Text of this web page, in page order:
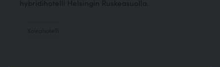
hybridihotelli Helsingin Ruskeasuolla.